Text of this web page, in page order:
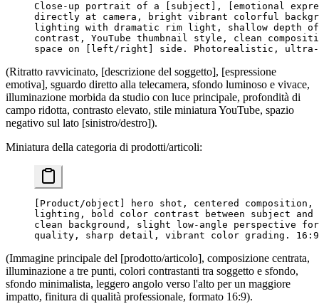
Close-up portrait of a [subject], [emotional
directly at camera, bright vibrant colorful
lighting with dramatic rim light, shallow depth
contrast, YouTube thumbnail style, clean
space on [left/right] side. Photorealistic,
(Ritratto ravvicinato, [descrizione del soggetto], [espressione
emotiva], sguardo diretto alla telecamera, sfondo luminoso e vivace,
illuminazione morbida da studio con luce principale, profondità di
campo ridotta, contrasto elevato, stile miniatura YouTube, spazio
negativo sul lato [sinistro/destro]).
Miniatura della categoria di prodotti/articoli:
[Product/object] hero shot, centered
lighting, bold color contrast between subject and
clean background, slight low-angle perspective
quality, sharp detail, vibrant color grading.
(Immagine principale del [prodotto/articolo], composizione centrata,
illuminazione a tre punti, colori contrastanti tra soggetto e sfondo,
sfondo minimalista, leggero angolo verso l'alto per un maggiore
impatto, finitura di qualità professionale, formato 16:9).